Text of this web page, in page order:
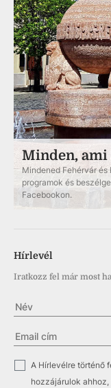
Minden, ami
Mindened Fehérvár
programok és
Facebookon.
Hírlevél
Iratkozz fel már most
A Hírlevélre történő
hozzájárulok